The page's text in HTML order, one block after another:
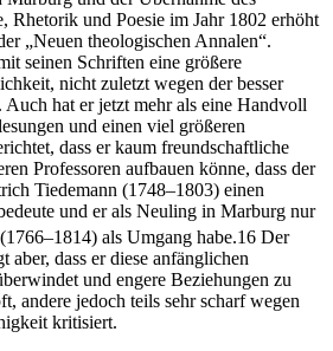
Rhetorik und Poesie im Jahr 1802 erhöht
„Neuen theologischen Annalen“.
seinen Schriften eine größere
nicht zuletzt wegen der besser
Auch hat er jetzt mehr als eine Handvoll
und einen viel größeren
dass er kaum freundschaftliche
Professoren aufbauen könne, dass der
Tiedemann (1748–1803) einen
und er als Neuling in Marburg nur
als Umgang habe.16 Der
aber, dass er diese anfänglichen
und engere Beziehungen zu
andere jedoch teils sehr scharf wegen
kritisiert.